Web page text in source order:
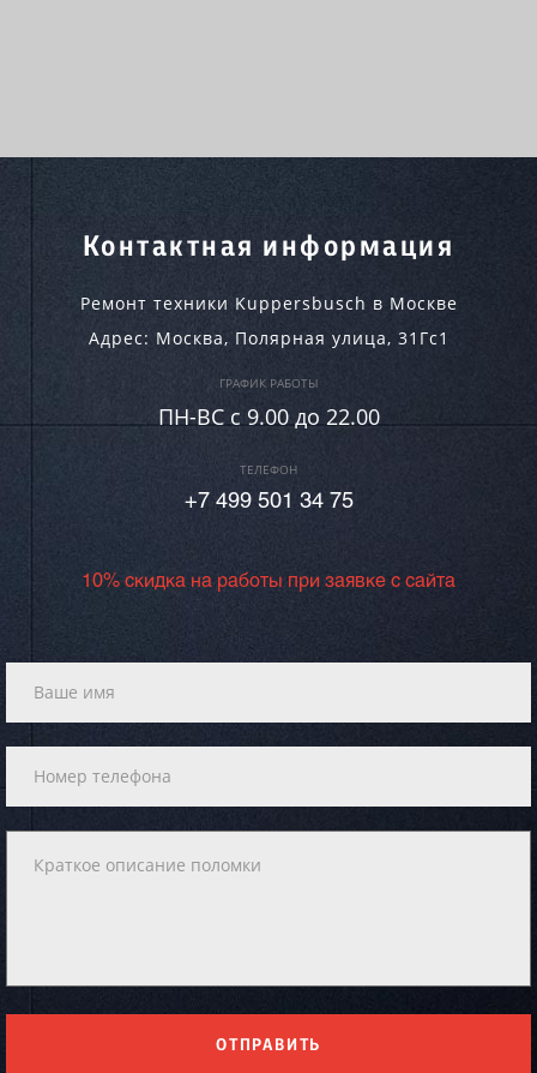
Контактная информация
Ремонт техники Kuppersbusch в Москве
Адрес: Москва, Полярная улица, 31Гс1
ГРАФИК РАБОТЫ
ПН-ВC c 9.00 до 22.00
ТЕЛЕФОН
+7 499 501 34 75
10% скидка на работы при заявке с сайта
ОТПРАВИТЬ